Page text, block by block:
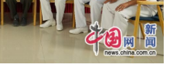
心理 老年